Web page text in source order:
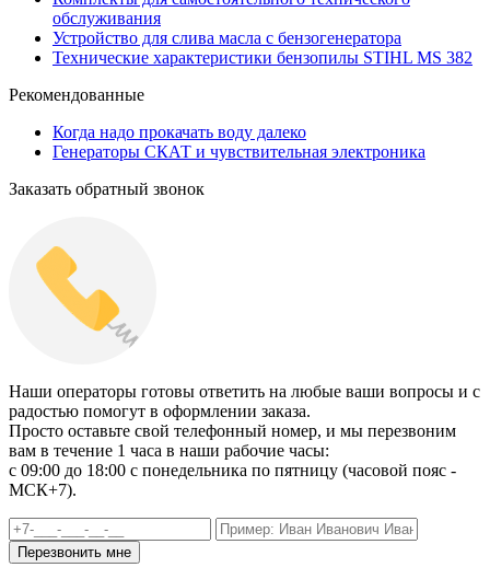
обслуживания
Устройство для слива масла с бензогенератора
Технические характеристики бензопилы STIHL MS 382
Рекомендованные
Когда надо прокачать воду далеко
Генераторы СКАТ и чувствительная электроника
Заказать обратный звонок
Наши операторы готовы ответить на любые ваши вопросы и с
радостью помогут в оформлении заказа.
Просто оставьте свой телефонный номер, и мы перезвоним
вам в течение 1 часа в наши рабочие часы:
c 09:00 до 18:00 с понедельника по пятницу (часовой пояс -
МСК+7).